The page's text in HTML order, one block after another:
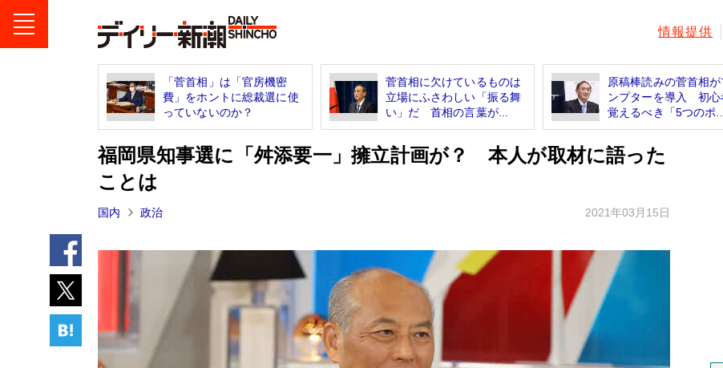
情報提供
「菅首相」は「官房機密
費」をホントに総裁選に使
っていないのか？
菅首相に欠けているものは
立場にふさわしい「振る舞
い」だ 首相の言葉が...
原稿棒読みの菅首相が
ンプターを導入 初心
覚えるべき「5つのポ...
福岡県知事選に「舛添要一」擁立計画が？ 本人が取材に語った
ことは
国内 政治 2021年03月15日